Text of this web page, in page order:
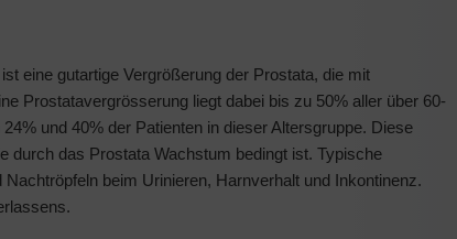
eine gutartige Vergrößerung der Prostata, die mit
Prostatavergrösserung liegt dabei bis zu 50% aller über 60-
und 40% der Patienten in dieser Altersgruppe. Diese
durch das Prostata Wachstum bedingt ist. Typische
beim Urinieren, Harnverhalt und Inkontinenz.